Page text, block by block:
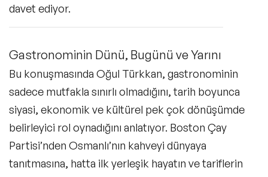
davet ediyor.
Gastronominin Dünü, Bugünü ve Yarını
Bu konuşmasında Oğul Türkkan, gastronominin
sadece mutfakla sınırlı olmadığını, tarih boyunca
siyasi, ekonomik ve kültürel pek çok dönüşümde
belirleyici rol oynadığını anlatıyor. Boston Çay
Partisi’nden Osmanlı’nın kahveyi dünyaya
tanıtmasına, hatta ilk yerleşik hayatın ve tariflerin